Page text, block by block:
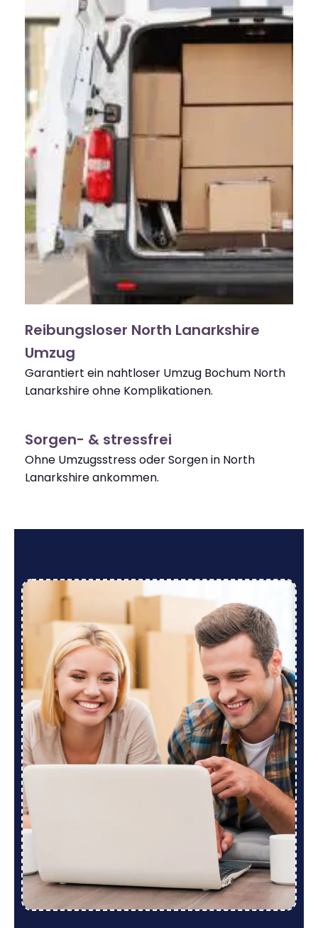
Reibungsloser North Lanarkshire
Umzug
Garantiert ein nahtloser Umzug Bochum North
Lanarkshire ohne Komplikationen.
Sorgen- & stressfrei
Ohne Umzugsstress oder Sorgen in North
Lanarkshire ankommen.